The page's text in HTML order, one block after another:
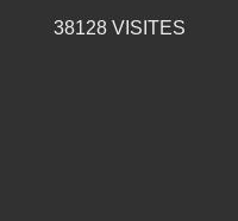
38128VISITES